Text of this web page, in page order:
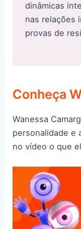
dinâmicas
nas relações
provas de
Conheça
Wanessa
personalidade e
no vídeo o que